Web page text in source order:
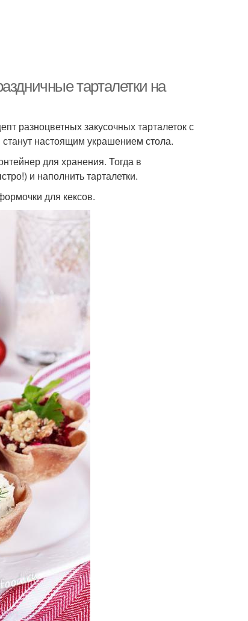
тарталетки на
разноцветных закусочных тарталеток с
настоящим украшением стола.
для хранения. Тогда в
и наполнить тарталетки.
для кексов.